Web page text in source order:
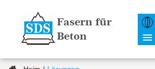
Fasern für
Beton